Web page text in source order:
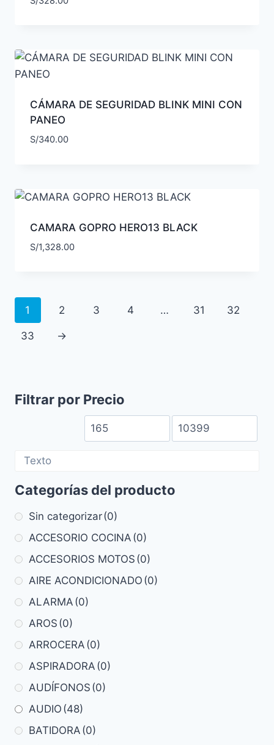
CÁMARA DE SEGURIDAD BLINK MINI CON
PANEO
S/340.00
CAMARA GOPRO HERO13 BLACK
S/1,328.00
1 2 3 4 … 31 32
33 →
Filtrar por Precio
Categorías del producto
Sin categorizar(0)
ACCESORIO COCINA (0)
ACCESORIOS MOTOS (0)
AIRE ACONDICIONADO (0)
ALARMA (0)
AROS (0)
ARROCERA (0)
ASPIRADORA (0)
AUDÍFONOS (0)
AUDIO (48)
BATIDORA (0)